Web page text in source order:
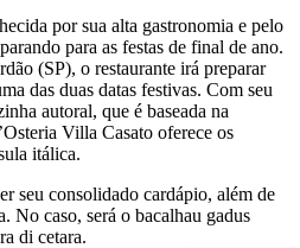
por sua alta gastronomia e pelo
para as festas de final de ano.
(SP), o restaurante irá preparar
das duas datas festivas. Com seu
autoral, que é baseada na
Villa Casato oferece os
itálica.
seu consolidado cardápio, além de
No caso, será o bacalhau gadus
di cetara.